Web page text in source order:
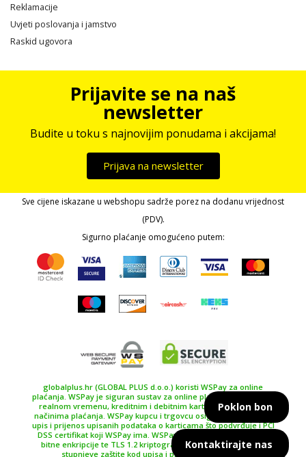
Reklamacije
Uvjeti poslovanja i jamstvo
Raskid ugovora
Prijavite se na naš
newsletter
Budite u toku s najnovijim ponudama i akcijama!
Prijava na newsletter
Sve cijene iskazane u webshopu sadrže porez na dodanu vrijednost
(PDV).
Sigurno plaćanje omogućeno putem:
globalplus.hr (GLOBAL PLUS d.o.o.) koristi WSPay za online
plaćanja. WSPay je siguran sustav za online plaćanje, plaćanje u
realnom vremenu, kreditnim i debitnim karticama te drugim
načinima plaćanja. WSPay kupcu i trgovcu osiguravaju siguran
upis i prijenos upisanih podataka o karticama što podvrđuje i PCI
DSS certifikat koji WSPay ima. WSPay koristi SSL certifikat 256
bitne enkripcije te TLS 1.2 kriptografski protokol kao najviše
stupnjeve zaštite kod upisa i prijenosa podataka.
Kontaktirajte nas
Poklon bon